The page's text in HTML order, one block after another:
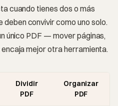
cuando tienes dos o más
convivir como uno solo.
único PDF — mover páginas,
mejor otra herramienta.
Dividir
PDF
Organizar
PDF